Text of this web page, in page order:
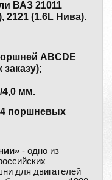
ВАЗ 21011
2121 (1.6L Нива).
ABCDE
4,0 мм.
поршневых
- одно из
для двигателей